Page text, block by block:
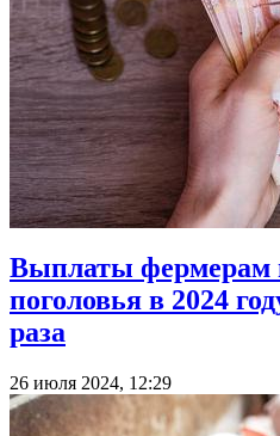
Выплаты фермерам
поголовья в 2024
раза
26 июля 2024, 12:29